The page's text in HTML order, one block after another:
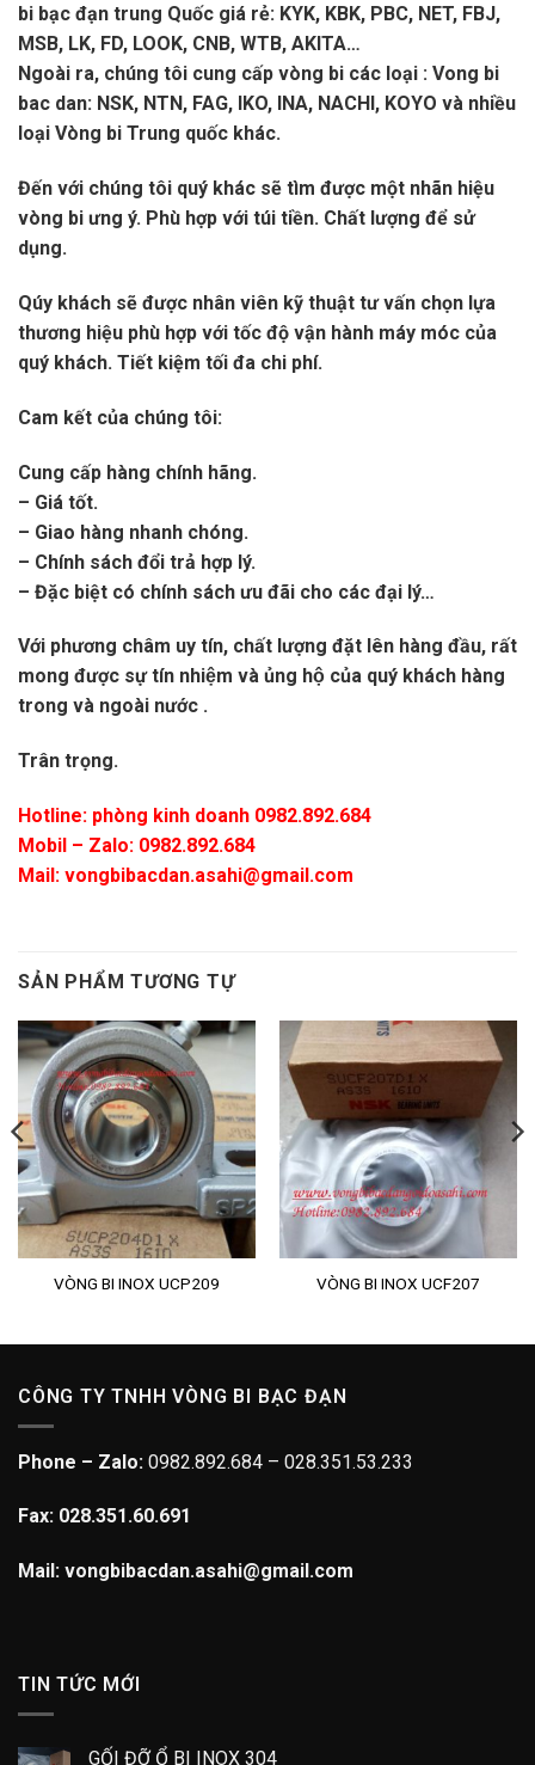
bi bạc đạn trung Quốc giá rẻ: KYK, KBK, PBC, NET, FBJ,
MSB, LK, FD, LOOK, CNB, WTB, AKITA…
Ngoài ra, chúng tôi cung cấp vòng bi các loại : Vong bi
bac dan: NSK, NTN, FAG, IKO, INA, NACHI, KOYO và nhiều
loại Vòng bi Trung quốc khác.
Đến với chúng tôi quý khác sẽ tìm được một nhãn hiệu
vòng bi ưng ý. Phù hợp với túi tiền. Chất lượng để sử
dụng.
Qúy khách sẽ được nhân viên kỹ thuật tư vấn chọn lựa
thương hiệu phù hợp với tốc độ vận hành máy móc của
quý khách. Tiết kiệm tối đa chi phí.
Cam kết của chúng tôi:
Cung cấp hàng chính hãng.
– Giá tốt.
– Giao hàng nhanh chóng.
– Chính sách đổi trả hợp lý.
– Đặc biệt có chính sách ưu đãi cho các đại lý…
Với phương châm uy tín, chất lượng đặt lên hàng đầu, rất
mong được sự tín nhiệm và ủng hộ của quý khách hàng
trong và ngoài nước .
Trân trọng.
Hotline: phòng kinh doanh 0982.892.684
Mobil – Zalo: 0982.892.684
Mail: vongbibacdan.asahi@gmail.com
SẢN PHẨM TƯƠNG TỰ
VÒNG BI INOX UCP209 VÒNG BI INOX UCF207
CÔNG TY TNHH VÒNG BI BẠC ĐẠN
Phone – Zalo: 0982.892.684 – 028.351.53.233
Fax: 028.351.60.691
Mail: vongbibacdan.asahi@gmail.com
TIN TỨC MỚI
GỐI ĐỠ Ổ BI INOX 304